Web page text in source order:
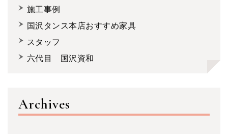
施工事例
国沢タンス本店おすすめ家具
スタッフ
六代目 国沢資和
Archives